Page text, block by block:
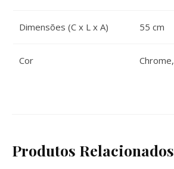
Dimensões (C x L x A) 55 cm
Cor Chrome,
Produtos Relacionados